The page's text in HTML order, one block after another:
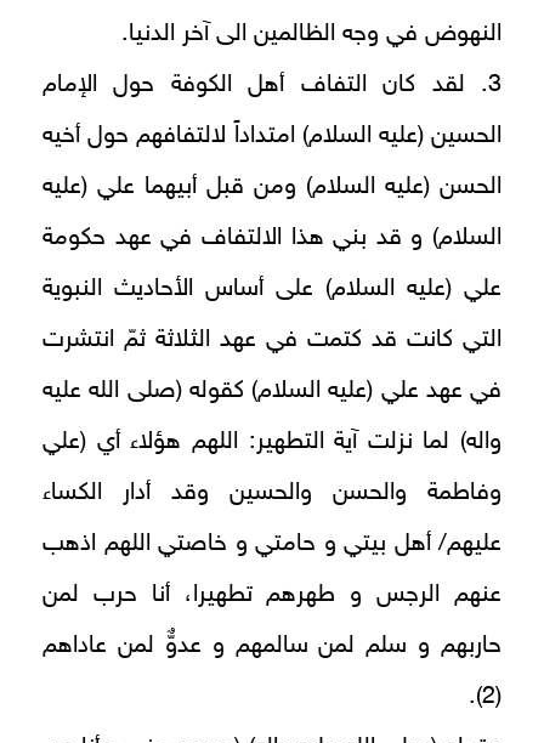
النهوض في وجه الظالمين الى آخر الدنيا.
3. لقد كان التفاف أهل الكوفة حول الإمام
الحسين (عليه السلام) امتداداً لالتفافهم حول أخيه
الحسن (عليه السلام) ومن قبل أبيهما علي (عليه
السلام) و قد بني هذا الالتفاف في عهد حكومة
علي (عليه السلام) على أساس الأحاديث النبوية
التي كانت قد كتمت في عهد الثلاثة ثمّ انتشرت
في عهد علي (عليه السلام) كقوله (صلى الله عليه
واله) لما نزلت آية التطهير: اللهم هؤلاء أي (علي
وفاطمة والحسن والحسين وقد أدار الكساء
عليهم/ أهل بيتي و حامتي و خاصتي اللهم اذهب
عنهم الرجس و طهرهم تطهيرا، أنا حرب لمن
حاربهم و سلم لمن سالمهم و عدوٌّ لمن عاداهم‏
(2).